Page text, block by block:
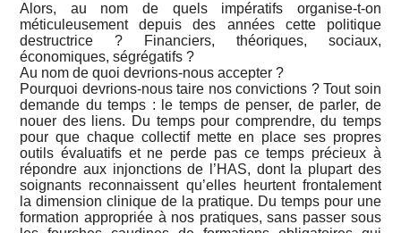
Alors, au nom de quels impératifs organise-t-on
méticuleusement depuis des années cette politique
destructrice ? Financiers, théoriques, sociaux,
économiques, ségrégatifs ?
Au nom de quoi devrions-nous accepter ?
Pourquoi devrions-nous taire nos convictions ? Tout soin
demande du temps : le temps de penser, de parler, de
nouer des liens. Du temps pour comprendre, du temps
pour que chaque collectif mette en place ses propres
outils évaluatifs et ne perde pas ce temps précieux à
répondre aux injonctions de l’HAS, dont la plupart des
soignants reconnaissent qu’elles heurtent frontalement
la dimension clinique de la pratique. Du temps pour une
formation appropriée à nos pratiques, sans passer sous